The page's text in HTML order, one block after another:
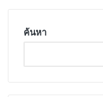
ค้นหา